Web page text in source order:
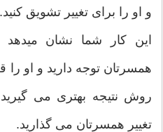
و او را برای تغییر تشویق کنید.
این کار شما نشان
همسرتان توجه دارید و او را
روش نتیجه بهتری می
تغییر همسرتان می گذارید.